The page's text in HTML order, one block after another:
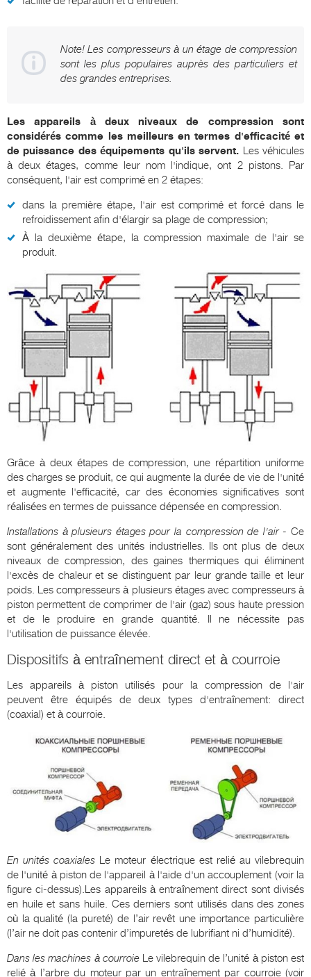
Note! Les compresseurs à un étage de compression
sont les plus populaires auprès des particuliers et
des grandes entreprises.
Les appareils à deux niveaux de compression sont
considérés comme les meilleurs en termes d'efficacité et
de puissance des équipements qu'ils servent. Les véhicules
à deux étages, comme leur nom l'indique, ont 2 pistons. Par
conséquent, l'air est comprimé en 2 étapes:
dans la première étape, l'air est comprimé et forcé dans le
refroidissement afin d'élargir sa plage de compression;
À la deuxième étape, la compression maximale de l'air se
produit.
Grâce à deux étapes de compression, une répartition uniforme
des charges se produit, ce qui augmente la durée de vie de l'unité
et augmente l'efficacité, car des économies significatives sont
réalisées en termes de puissance dépensée en compression.
Installations à plusieurs étages pour la compression de l'air- Ce
sont généralement des unités industrielles. Ils ont plus de deux
niveaux de compression, des gaines thermiques qui éliminent
l'excès de chaleur et se distinguent par leur grande taille et leur
poids. Les compresseurs à plusieurs étages avec compresseurs à
piston permettent de comprimer de l'air (gaz) sous haute pression
et de le produire en grande quantité. Il ne nécessite pas
l'utilisation de puissance élevée.
Dispositifs à entraînement direct et à courroie
Les appareils à piston utilisés pour la compression de l'air
peuvent être équipés de deux types d'entraînement: direct
(coaxial) et à courroie.
En unités coaxiales Le moteur électrique est relié au vilebrequin
de l'unité à piston de l'appareil à l'aide d'un accouplement (voir la
figure ci-dessus).Les appareils à entraînement direct sont divisés
en huile et sans huile. Ces derniers sont utilisés dans des zones
où la qualité (la pureté) de l’air revêt une importance particulière
(l’air ne doit pas contenir d’impuretés de lubrifiant ni d’humidité).
Dans les machines à courroieLe vilebrequin de l’unité à piston est
relié à l’arbre du moteur par un entraînement par courroie (voir